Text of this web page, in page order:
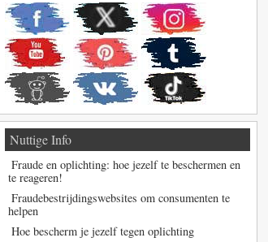
Nuttige Info
Fraude en oplichting: hoe jezelf te beschermen en
te reageren!
Fraudebestrijdingswebsites om consumenten te
helpen
Hoe bescherm je jezelf tegen oplichting